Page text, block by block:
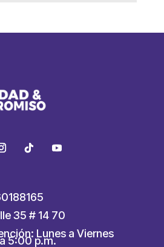
35 # 14 70
Lunes a Viernes
5:00 p.m.